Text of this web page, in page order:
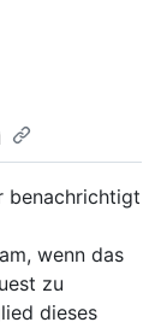
benachrichtigt
wenn das
zu
dieses